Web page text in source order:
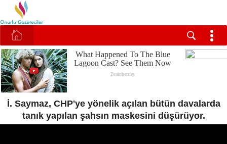
İ. Saymaz, CHP'ye yönelik açılan bütün davalarda
tanık yapılan şahsın maskesini düşürüyor.